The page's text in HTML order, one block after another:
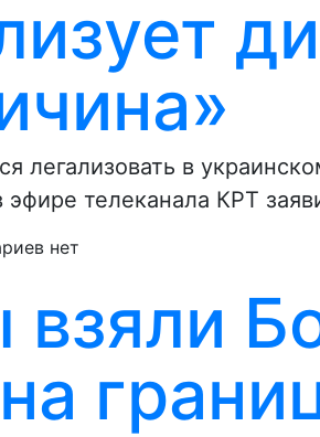
легализовать в
телеканала КРТ
нет
взяли